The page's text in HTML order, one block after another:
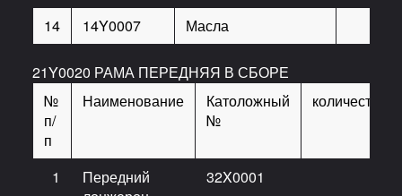
14
14Y0007 Масла
21Y0020 РАМА ПЕРЕДНЯЯ В СБОРЕ
№
п/
п
Наименование
Католожный
№
количество
1
Передний
32X0001